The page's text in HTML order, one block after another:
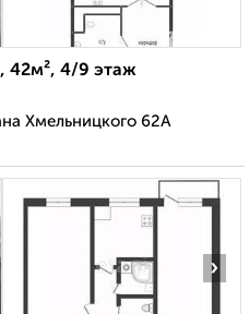
42м², 4/9 этаж
Хмельницкого 62А
›